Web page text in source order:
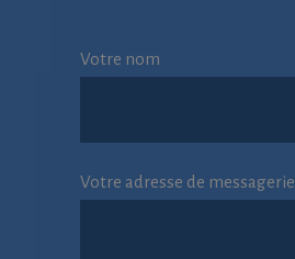
Votre nom
Votre adresse de messagerie